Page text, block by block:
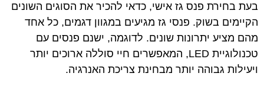
בעת בחירת פנס גז אישי, כדאי להכיר את הסוגים השונים
הקיימים בשוק. פנסי גז מגיעים במגוון דגמים, כל אחד
מהם מציע יתרונות שונים. לדוגמה, ישנם פנסים עם
טכנולוגיית LED, המאפשרים חיי סוללה ארוכים יותר
ויעילות גבוהה יותר מבחינת צריכת האנרגיה.